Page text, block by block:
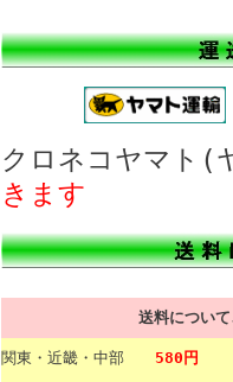
クロネコヤマ
きます
送料につい
関東・近畿・中部 580円